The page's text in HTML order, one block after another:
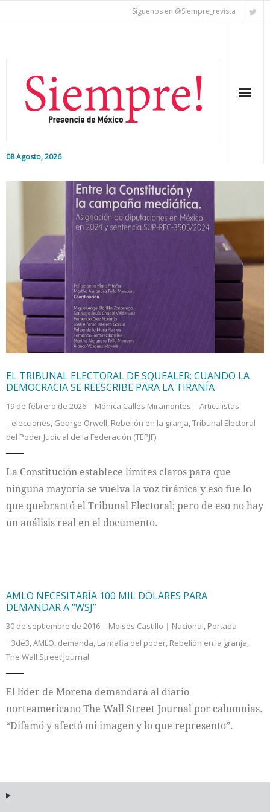
Síguenos en @Siempre_revista
08 Agosto, 2026
Nacional
Colaboradores
Internacional
Cultura
EL TRIBUNAL ELECTORAL DE SQUEALER: CUANDO LA
DEMOCRACIA SE REESCRIBE PARA LA TIRANÍA
19 de febrero de 2026 Mónica Calles Miramontes
Articulistas
elecciones, George Orwell, Rebelión en la granja,Tribunal Electoral
del Poder Judicial de la Federación (TEPJF)
La Constitución establece límites claros para que
ninguna mayoría se vuelva la voz tiránica y eso fue lo
que quebrantó el Tribunal Electoral; pero de eso no hay
un análisis real en el documento.
AMLO NECESITARÍA 100 MIL DÓLARES PARA
DEMANDAR A “WSJ”
30 de septiembre de 2016 Moises Castillo Nacional, Portada
3de3,AMLO, demanda, La mafia del poder, Rebelión en la granja,
The Wall Street Journal
El líder de Morena demandará al diario
norteamericano The Wall Street Journal por calumnias.
“Difamó y afectó mi imagen y lo que represento”.